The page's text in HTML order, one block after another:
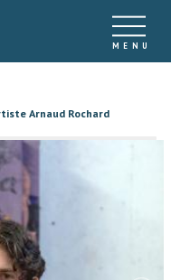
Arnaud Rochard